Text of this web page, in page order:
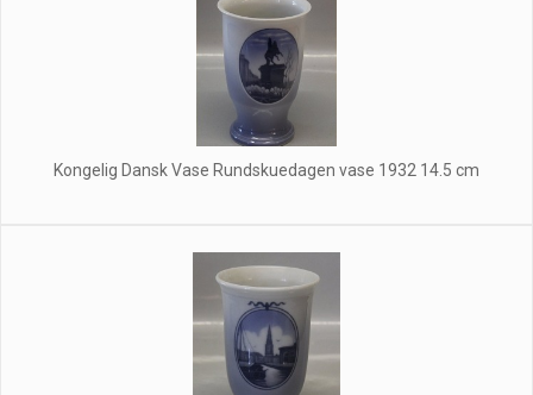
Kongelig Dansk Vase Rundskuedagen vase 1932 14.5 cm